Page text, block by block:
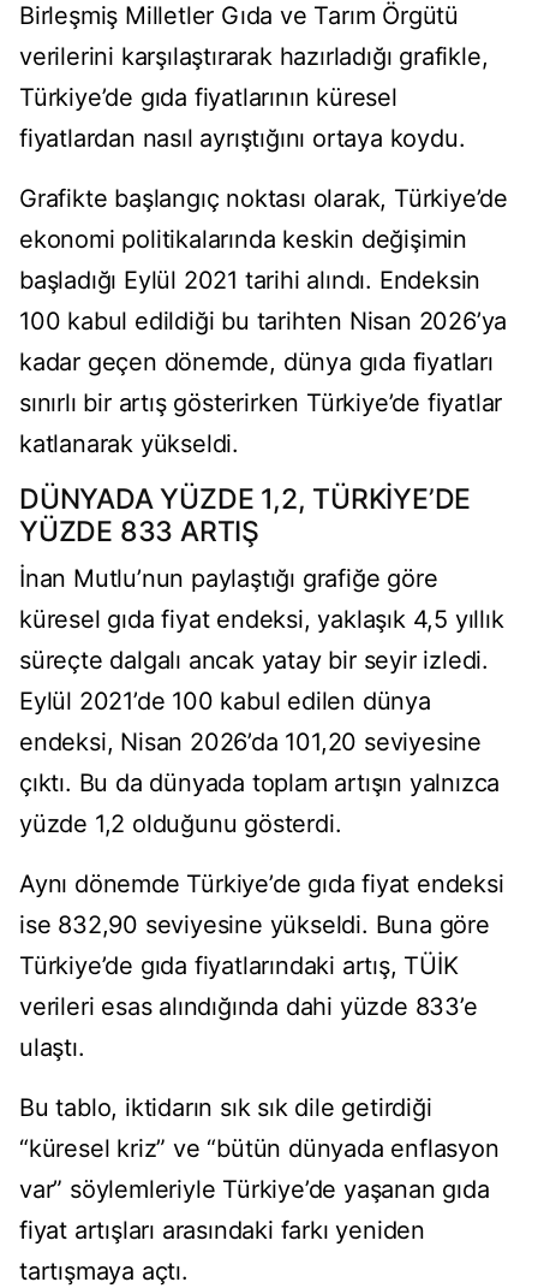
Birleşmiş Milletler Gıda ve Tarım Örgütü
verilerini karşılaştırarak hazırladığı grafikle,
Türkiye’de gıda fiyatlarının küresel
fiyatlardan nasıl ayrıştığını ortaya koydu.
Grafikte başlangıç noktası olarak, Türkiye’de
ekonomi politikalarında keskin değişimin
başladığı Eylül 2021 tarihi alındı. Endeksin
100 kabul edildiği bu tarihten Nisan 2026’ya
kadar geçen dönemde, dünya gıda fiyatları
sınırlı bir artış gösterirken Türkiye’de fiyatlar
katlanarak yükseldi.
DÜNYADA YÜZDE 1,2, TÜRKİYE’DE
YÜZDE 833 ARTIŞ
İnan Mutlu’nun paylaştığı grafiğe göre
küresel gıda fiyat endeksi, yaklaşık 4,5 yıllık
süreçte dalgalı ancak yatay bir seyir izledi.
Eylül 2021’de 100 kabul edilen dünya
endeksi, Nisan 2026’da 101,20 seviyesine
çıktı. Bu da dünyada toplam artışın yalnızca
yüzde 1,2 olduğunu gösterdi.
Aynı dönemde Türkiye’de gıda fiyat endeksi
ise 832,90 seviyesine yükseldi. Buna göre
Türkiye’de gıda fiyatlarındaki artış, TÜİK
verileri esas alındığında dahi yüzde 833’e
ulaştı.
Bu tablo, iktidarın sık sık dile getirdiği
“küresel kriz” ve “bütün dünyada enflasyon
var” söylemleriyle Türkiye’de yaşanan gıda
fiyat artışları arasındaki farkı yeniden
tartışmaya açtı.